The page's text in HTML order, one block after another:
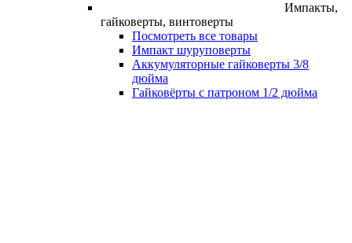
Импакты,
гайковерты, винтоверты
Посмотреть все товары
Импакт шуруповерты
Аккумуляторные гайковерты 3/8
дюйма
Гайковёрты с патроном 1/2 дюйма